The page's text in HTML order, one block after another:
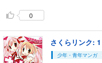
0
さくらリンク: 1
少年・青年マンガ